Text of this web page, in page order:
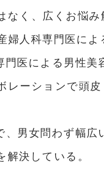
なく、広くお悩み
婦人科専門医によ
門医による男性美
レーションで頭皮
、男女問わず幅広
解決している。